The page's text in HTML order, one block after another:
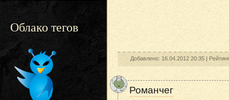
Облако тегов
Добавлено: 16.04.2012 20:35 |
Романчег